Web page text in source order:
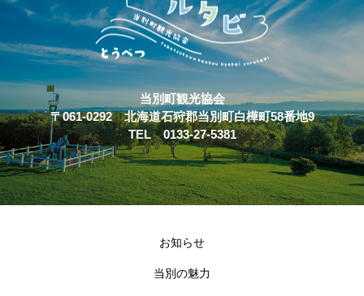
当別町観光協会
〒061-0292 北海道石狩郡当別町白樺町58番地9
TEL 0133-27-5381
お知らせ
当別の魅力